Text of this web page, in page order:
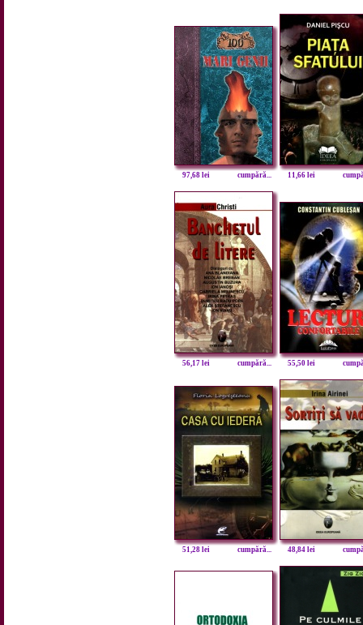
97,68 lei cumpără... 11,66 lei
56,17 lei cumpără... 55,50 lei
51,28 lei cumpără... 48,84 lei